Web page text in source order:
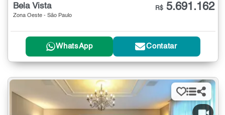
Bela Vista
Zona Oeste - São Paulo
R$ 5.691.162
WhatsApp Contatar